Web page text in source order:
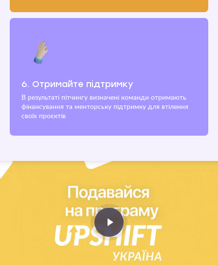
6. Отримайте підтримку
В результаті пітчингу визначені команди отримають
фінансування та менторську підтримку для втілення
своїх проєктів